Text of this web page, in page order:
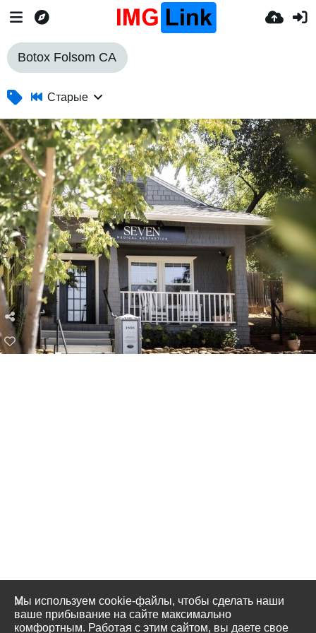
Botox Folsom CA
Старые
Мы используем cookie-файлы, чтобы сделать наши
ваше прибывание на сайте максимально
комфортным. Работая с этим сайтом, вы даете свое